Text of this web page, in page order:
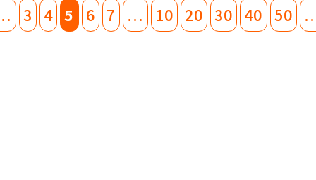
3 4 5 6 7 ... 10 20 30 40 50